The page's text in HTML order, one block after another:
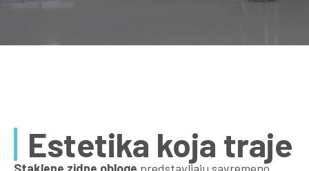
Estetika koja traje